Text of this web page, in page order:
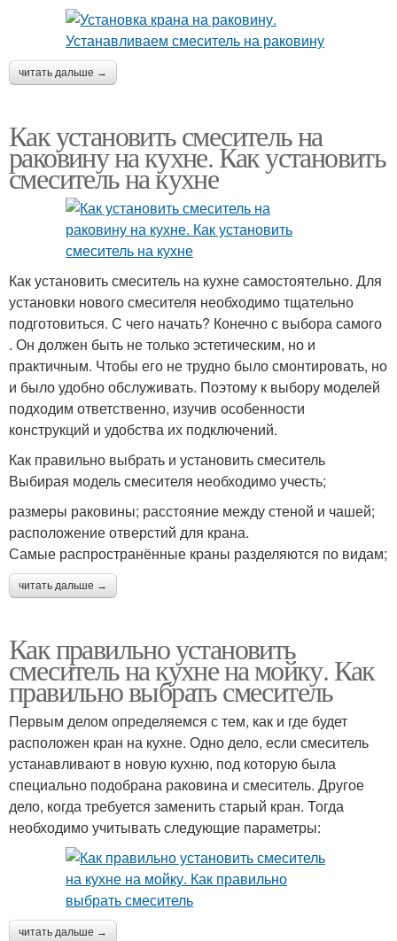
читать дальше →
Как установить смеситель на
раковину на кухне. Как установить
смеситель на кухне
Как установить смеситель на кухне самостоятельно. Для
установки нового смесителя необходимо тщательно
подготовиться. С чего начать? Конечно с выбора самого
. Он должен быть не только эстетическим, но и
практичным. Чтобы его не трудно было смонтировать, но
и было удобно обслуживать. Поэтому к выбору моделей
подходим ответственно, изучив особенности
конструкций и удобства их подключений.
Как правильно выбрать и установить смеситель
Выбирая модель смесителя необходимо учесть;
размеры раковины; расстояние между стеной и чашей;
расположение отверстий для крана.
Самые распространённые краны разделяются по видам;
читать дальше →
Как правильно установить
смеситель на кухне на мойку. Как
правильно выбрать смеситель
Первым делом определяемся с тем, как и где будет
расположен кран на кухне. Одно дело, если смеситель
устанавливают в новую кухню, под которую была
специально подобрана раковина и смеситель. Другое
дело, когда требуется заменить старый кран. Тогда
необходимо учитывать следующие параметры:
читать дальше →